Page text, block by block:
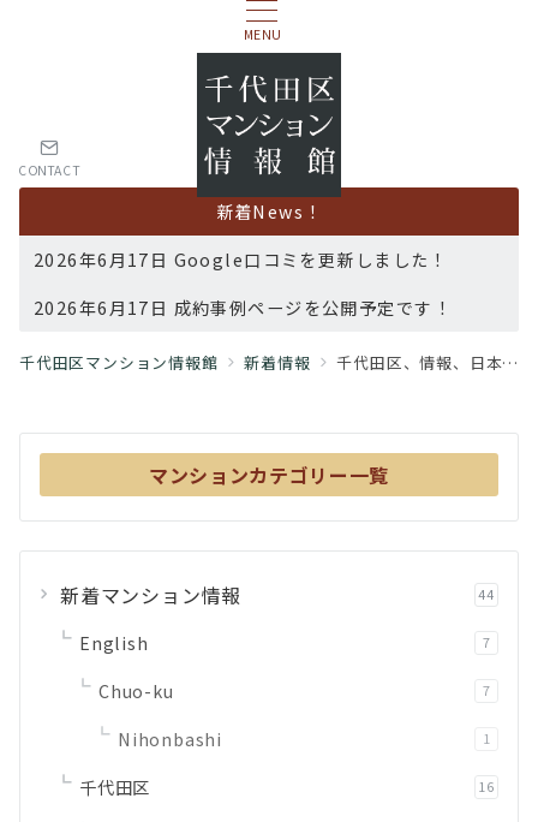
MENU
CONTACT
新着News！
2026年6月17日 Google口コミを更新しました！
2026年6月17日 成約事例ページを公開予定です！
千代田区マンション情報館 新着情報 千代田区、情報、日本の中心
マンションカテゴリー一覧
新着マンション情報 44
English 7
Chuo-ku 7
Nihonbashi 1
千代田区 16